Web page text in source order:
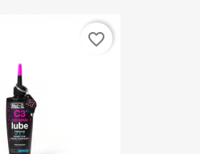
favorite_border